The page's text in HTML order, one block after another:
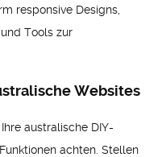
responsive Designs,
Tools zur
Websites
australische DIY-
achten. Stellen